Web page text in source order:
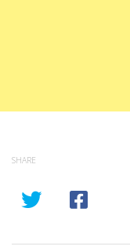
SHARE